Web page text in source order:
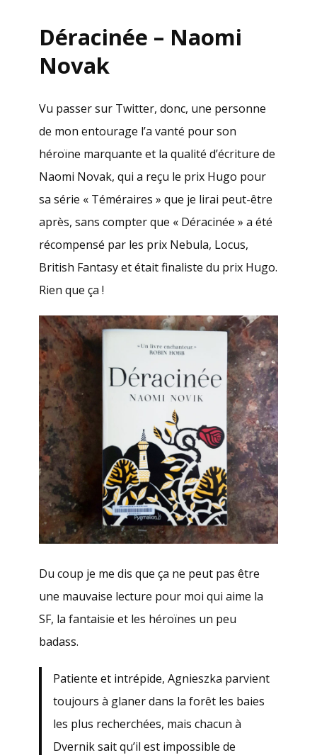
Déracinée – Naomi
Novak
Vu passer sur Twitter, donc, une personne
de mon entourage l’a vanté pour son
héroïne marquante et la qualité d’écriture de
Naomi Novak, qui a reçu le prix Hugo pour
sa série « Téméraires » que je lirai peut-être
après, sans compter que « Déracinée » a été
récompensé par les prix Nebula, Locus,
British Fantasy et était finaliste du prix Hugo.
Rien que ça !
Du coup je me dis que ça ne peut pas être
une mauvaise lecture pour moi qui aime la
SF, la fantaisie et les héroïnes un peu
badass.
Patiente et intrépide, Agnieszka parvient
toujours à glaner dans la forêt les baies
les plus recherchées, mais chacun à
Dvernik sait qu’il est impossible de